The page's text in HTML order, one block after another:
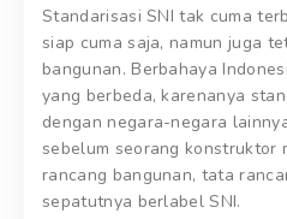
Standarisasi SNI tak cuma
siap cuma saja, namun juga
bangunan. Berbahaya
yang berbeda, karenanya
dengan negara-negara
sebelum seorang konstruktor
rancang bangunan, tata
sepatutnya berlabel SNI.